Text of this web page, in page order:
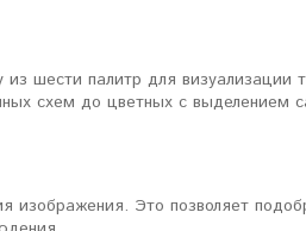
"Искал универсальный
шести палитр для
схем до цветных с выделением
изображения. Это позволяет